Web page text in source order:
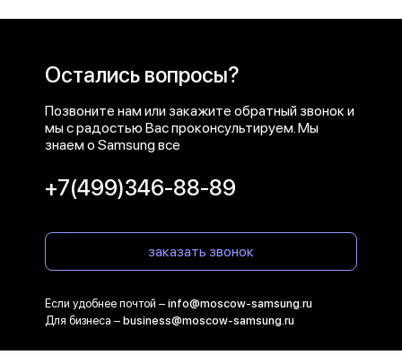
Остались вопросы?
Позвоните нам или закажите обратный звонок и
мы с радостью Вас проконсультируем. Мы
знаем о Samsung все
+7(499)346-88-89
заказать звонок
Если удобнее почтой – info@moscow-samsung.ru
Для бизнеса – business@moscow-samsung.ru